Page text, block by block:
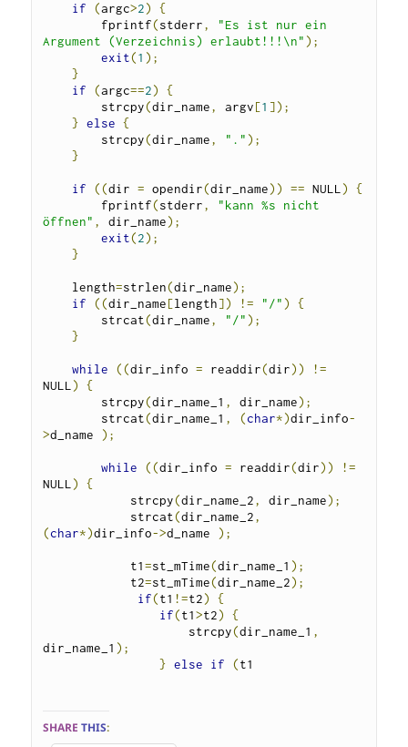
if (argc>2)
{
        fprintf
(stderr,
"Es ist nur ein
Argument (Verzeichnis) erlaubt!!!\n" );
exit(1 );
}
if
(argc==2)
{
        strcpy
(dir_name, argv[1 ]);
} else {
        strcpy
(dir_name, "." );
}
if ((dir = opendir(dir_name)) == NULL)
{
        fprintf
(stderr,
"kann %s nicht
öffnen" , dir_name);
exit(2);
}
    length
=strlen(dir_name);
if
((dir_name[length]) != "/" )
{
        strcat
(dir_name, "/" );
}
while ((dir_info = readdir(dir))
!=
NULL)
{
        strcpy
(dir_name_1 , dir_name);
        strcat
(dir_name_1 , (char*)dir_info-
>d_name );
while ((dir_info = readdir(dir))
!=
NULL)
{
            strcpy
(dir_name_2, dir_name);
            strcat
(dir_name_2,
(char*)dir_info->d_name );
            t1
=st_mTime(dir_name_1 );
            t2
=st_mTime(dir_name_2);
if(t1 !=t2)
{
if(t1>t2)
{
                    strcpy
(dir_name_1 ,
dir_name_1 );
} else if (t1
SHARE THIS: